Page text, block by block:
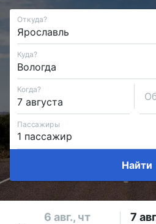
Откуда?
Куда?
Когда?
Пассажиры
Найти
6 авг., чт 7